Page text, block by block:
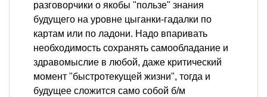
разговорчики о якобы "пользе" знания
будущего на уровне цыганки-гадалки по
картам или по ладони. Надо впаривать
необходимость сохранять самообладание и
здравомыслие в любой, даже критический
момент "быстротекущей жизни", тогда и
будущее сложится само собой б/м